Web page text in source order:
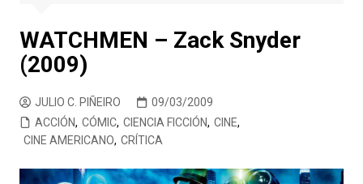
WATCHMEN – Zack Snyder
(2009)
JULIO C. PIÑEIRO
09/03/2009
ACCIÓN, CÓMIC, CIENCIA FICCIÓN, CINE,
CINE AMERICANO, CRÍTICA